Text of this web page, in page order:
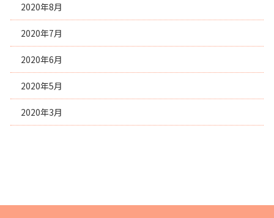
2020年8月
2020年7月
2020年6月
2020年5月
2020年3月